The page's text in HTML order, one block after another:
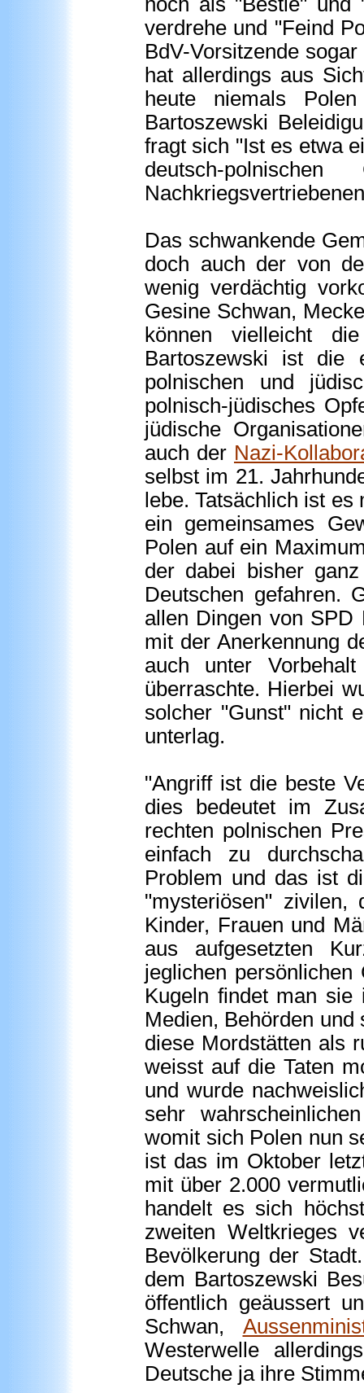
verdrehe und "Feind
BdV-Vorsitzende
hat allerdings aus
heute niemals
Bartoszewski
fragt sich "Ist es etwa
deutsch-
Das schwankende
doch auch der von
wenig verdächtig
Gesine Schwan,
können vielleicht
Bartoszewski ist die
polnischen und
polnisch-jüdisches
jüdische
auch der Nazi-
selbst im 21.
lebe. Tatsächlich ist
ein gemeinsames
Polen auf ein
der dabei bisher
Deutschen gefahren.
allen Dingen von
mit der Anerkennung
auch unter
überraschte. Hierbei
solcher "Gunst" nicht
unterlag.
"Angriff ist die beste
dies bedeutet im
rechten polnischen
einfach zu
Problem und das ist
"mysteriösen" zivilen,
Kinder, Frauen und
aus aufgesetzten
jeglichen persönlichen
Kugeln findet man sie
Medien, Behörden
diese Mordstätten als
weisst auf die Taten
und wurde
sehr
womit sich Polen nun
ist das im Oktober
mit über 2.000
handelt es sich
zweiten Weltkrieges
Bevölkerung der
dem Bartoszewski
öffentlich geäussert
Schwan,
Westerwelle
Deutsche ja ihre